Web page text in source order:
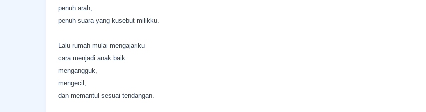
penuh arah,
penuh suara yang kusebut milikku.
Lalu rumah mulai mengajariku
cara menjadi anak baik
mengangguk,
mengecil,
dan memantul sesuai tendangan.